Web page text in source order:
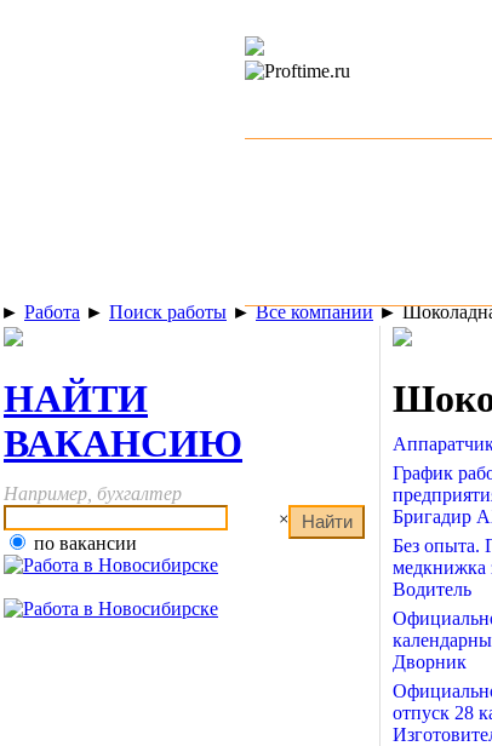
► Работа ► Поиск работы ►Все компании►
НАЙТИ
ВАКАНСИЮ
Например, бухгалтер
×
по вакансии
График
Бригадир
Без опыта.
медкнижка
Водитель
Дворник
отпуск 28